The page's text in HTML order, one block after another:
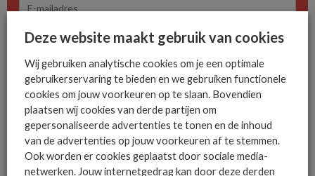
MEER OVER TRICENTIS
Deze website maakt gebruik van cookies
Wij gebruiken analytische cookies om je een optimale
gebruikerservaring te bieden en we gebruiken functionele
cookies om jouw voorkeuren op te slaan. Bovendien
plaatsen wij cookies van derde partijen om
gepersonaliseerde advertenties te tonen en de inhoud
van de advertenties op jouw voorkeuren af te stemmen.
Ook worden er cookies geplaatst door sociale media-
netwerken. Jouw internetgedrag kan door deze derden